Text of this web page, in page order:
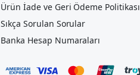
Ürün İade ve Geri Ödeme Politikası
Sıkça Sorulan Sorular
Banka Hesap Numaraları